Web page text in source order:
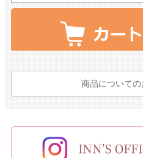
商品について